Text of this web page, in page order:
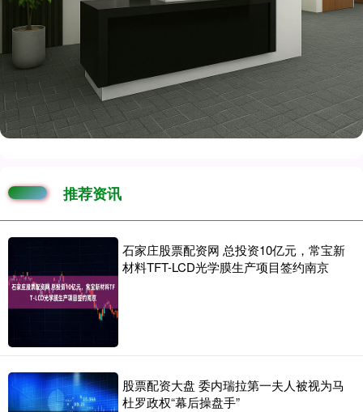
推荐资讯
石家庄股票配资网 总投资10亿元，常宝新
材料TFT-LCD光学膜生产项目签约南京
股票配资大盘 委内瑞拉第一夫人被视为马
杜罗政权“幕后操盘手”